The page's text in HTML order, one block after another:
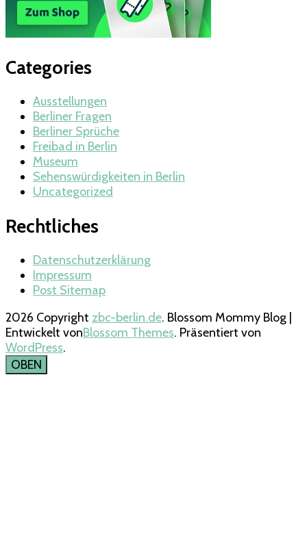
Categories
Ausstellungen
Berliner Fragen
Berliner Sprüche
Freibad in Berlin
Museum
Sehenswürdigkeiten in Berlin
Uncategorized
Rechtliches
Datenschutzerklärung
Impressum
Post Sitemap
2026 Copyright zbc-berlin.de. Blossom Mommy Blog |
Entwickelt vonBlossom Themes. Präsentiert von
WordPress.
OBEN